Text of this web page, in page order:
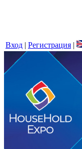
Вход | Регистрация |